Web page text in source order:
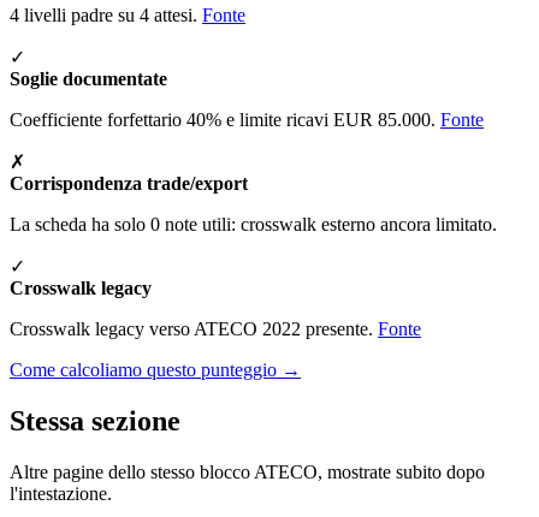
4 livelli padre su 4 attesi. Fonte
✓
Soglie documentate
Coefficiente forfettario 40% e limite ricavi EUR 85.000. Fonte
✗
Corrispondenza trade/export
La scheda ha solo 0 note utili: crosswalk esterno ancora limitato.
✓
Crosswalk legacy
Crosswalk legacy verso ATECO 2022 presente. Fonte
Come calcoliamo questo punteggio →
Stessa sezione
Altre pagine dello stesso blocco ATECO, mostrate subito dopo
l'intestazione.